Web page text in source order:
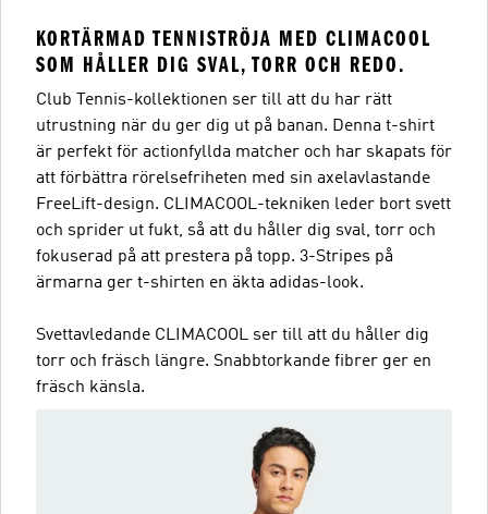
KORTÄRMAD TENNISTRÖJA MED CLIMACOOL
SOM HÅLLER DIG SVAL, TORR OCH REDO.
Club Tennis-kollektionen ser till att du har rätt
utrustning när du ger dig ut på banan. Denna t-shirt
är perfekt för actionfyllda matcher och har skapats för
att förbättra rörelsefriheten med sin axelavlastande
FreeLift-design. CLIMACOOL-tekniken leder bort svett
och sprider ut fukt, så att du håller dig sval, torr och
fokuserad på att prestera på topp. 3-Stripes på
ärmarna ger t-shirten en äkta adidas-look.
Svettavledande CLIMACOOL ser till att du håller dig
torr och fräsch längre. Snabbtorkande fibrer ger en
fräsch känsla.